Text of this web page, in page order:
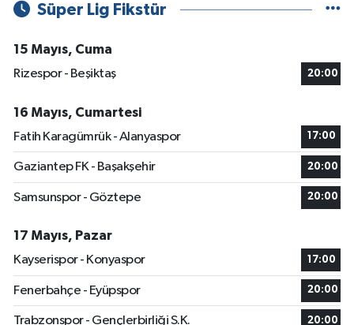
Süper Lig Fikstür
15 Mayıs, Cuma
Rizespor - Beşiktaş
20:00
16 Mayıs, Cumartesi
Fatih Karagümrük - Alanyaspor
17:00
Gaziantep FK - Başakşehir 20:00
Samsunspor - Göztepe 20:00
17 Mayıs, Pazar
Kayserispor - Konyaspor
17:00
Fenerbahçe - Eyüpspor 20:00
Trabzonspor - Gençlerbirliği S.K. 20:00